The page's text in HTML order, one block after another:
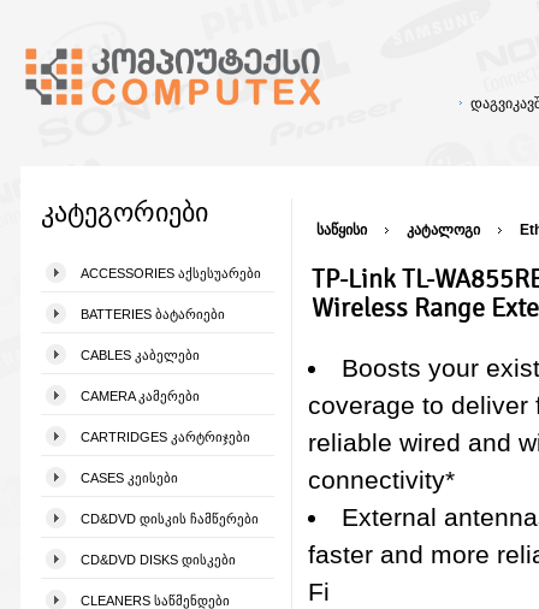
კატეგორიები
ACCESSORIES ᲐᲥᲡᲔᲡᲣᲐᲠᲔᲑᲘ
BATTERIES ᲑᲐᲢᲐᲠᲘᲔᲑᲘ
CABLES ᲙᲐᲑᲔᲚᲔᲑᲘ
CAMERA ᲙᲐᲛᲔᲠᲔᲑᲘ
CARTRIDGES ᲙᲐᲠᲢᲠᲘᲯᲔᲑᲘ
CASES ᲙᲔᲘᲡᲔᲑᲘ
CD&DVD ᲓᲘᲡᲙᲘᲡ ᲩᲐᲛᲬᲔᲠᲔᲑᲘ
CD&DVD DISKS ᲓᲘᲡᲙᲔᲑᲘ
CLEANERS ᲡᲐᲬᲛᲔᲜᲓᲔᲑᲘ
საწყისი კატალოგი
TP-Link TL-
Wireless Range
Boosts your
coverage to deliver
reliable wired and
connectivity*
External
faster and more
Fi